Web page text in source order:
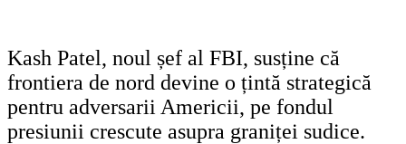
Kash Patel, noul șef al FBI, susține că
frontiera de nord devine o țintă strategică
pentru adversarii Americii, pe fondul
presiunii crescute asupra graniței sudice.